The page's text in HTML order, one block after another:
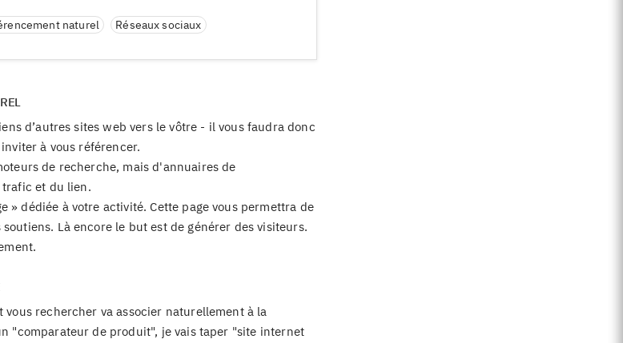
naturel
Réseaux sociaux
d’autres sites web vers le vôtre - il vous faudra donc
à vous référencer.
de recherche, mais d'annuaires de
trafic et du lien.
» dédiée à votre activité. Cette page vous permettra de
Là encore le but est de générer des visiteurs.
rechercher va associer naturellement à la
"comparateur de produit", je vais taper "site internet